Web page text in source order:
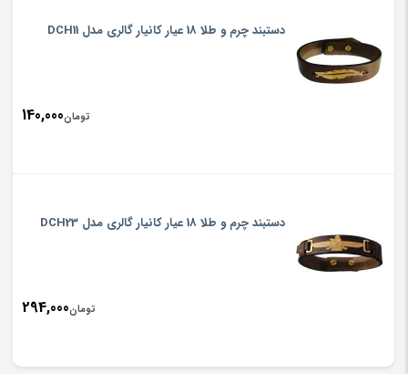
دستبند چرم و طلا 18 عیار کانیار گالری مدل DCH11
تومان140,000
دستبند چرم و طلا 18 عیار کانیار گالری مدل DCH23
تومان294,000